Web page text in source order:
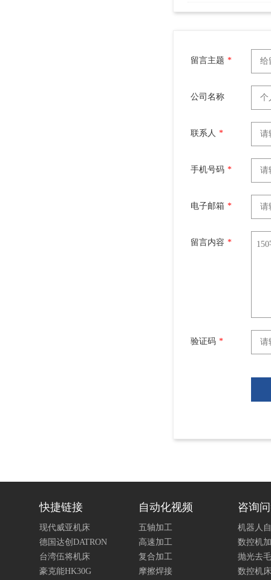
留言主题 *
公司名称
联系人 *
手机号码 *
电子邮箱 *
留言内容 *
验证码 *
快捷链接
现代威亚机床
德国达创DATRON
台湾伍将机床
豪克能HK30G
自动化视频
五轴加工
高速加工
复合加工
摩擦焊接
咨询
机器人
数控机
抛光去
数控机